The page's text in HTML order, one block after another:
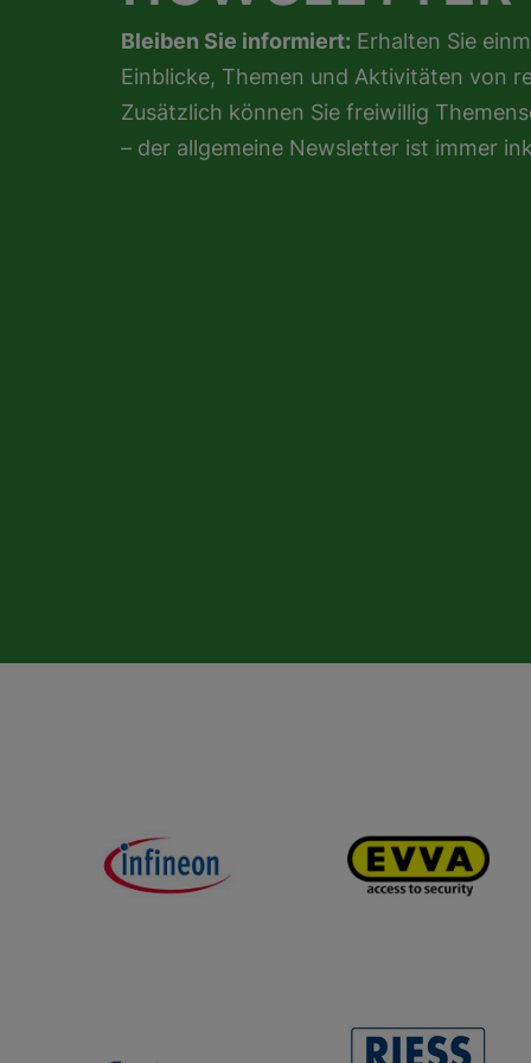
Bleiben Sie informiert: Erhalten Sie
Einblicke, Themen und Aktivitäten von
Zusätzlich können Sie freiwillig
– der allgemeine Newsletter ist immer